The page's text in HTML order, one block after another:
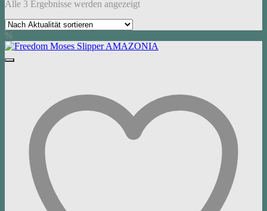
Alle 3 Ergebnisse werden angezeigtNach
%